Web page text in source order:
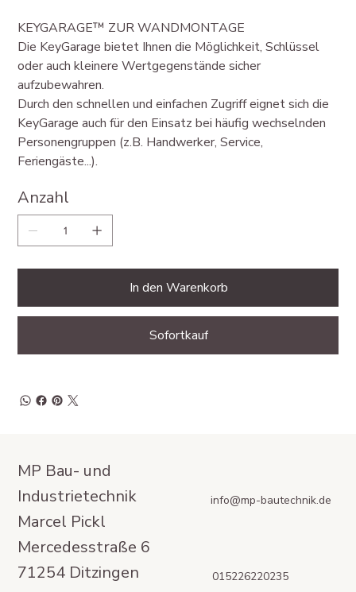
KEYGARAGE™ ZUR WANDMONTAGE
Die KeyGarage bietet Ihnen die Möglichkeit, Schlüssel
oder auch kleinere Wertgegenstände sicher
aufzubewahren.
Durch den schnellen und einfachen Zugriff eignet sich die
KeyGarage auch für den Einsatz bei häufig wechselnden
Personengruppen (z.B. Handwerker, Service,
Feriengäste...).
Anzahl
In den Warenkorb
Sofortkauf
MP Bau- und
Industrietechnik
Marcel Pickl
Mercedesstraße 6
71254 Ditzingen
info@mp-bautechnik.de
015226220235